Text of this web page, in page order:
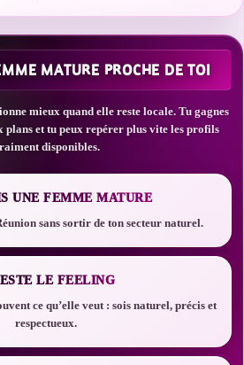
MATURE PROCHE DE TOI
mieux quand elle reste locale. Tu gagnes
plans et tu peux repérer plus vite les profils
disponibles.
UNE FEMME MATURE
sans sortir de ton secteur naturel.
LE FEELING
ce qu’elle veut : sois naturel, précis et
respectueux.